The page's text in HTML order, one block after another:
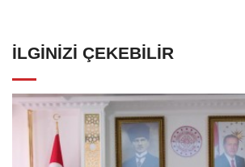
İLGINIZI ÇEKEBILIR